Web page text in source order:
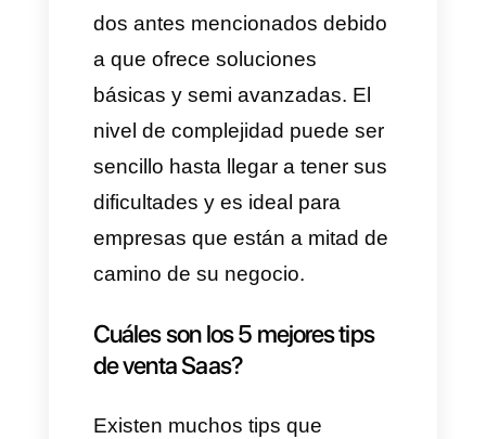
Hay 3 tipos de modelos de
negocio para empresas SaaS
que se pueden implementar:
1) Enterprise
Este tipo de modelo de negocio
es muy utilizado para ofrecer
servicios a grandes empresas.
Esto significa que los clientes